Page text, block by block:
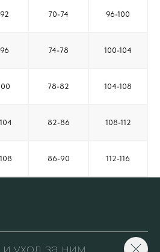
70-74 96-100
74-78 100-104
78-82 104-108
82-86 108-112
86-90 112-116
уход за ним